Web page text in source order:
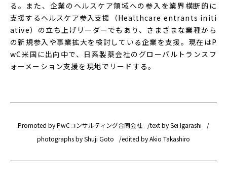
る。また、企業のヘルスケア領域への参入を業界横断的に
支援するヘルスケア参入支援（Healthcare entrants initi
ative）の立ち上げリーダーでもあり、さまざまな業種から
の新規参入や事業拡大を検討している企業を支援。現在はP
wC米国に出向中で、日系製薬会社のグローバルトランスフ
ォーメーション支援を現地でリードする。
Promoted by PwCコンサルティング合同会社
text by Sei Igarashi
photographs by Shuji Goto
edited by Akio Takashiro